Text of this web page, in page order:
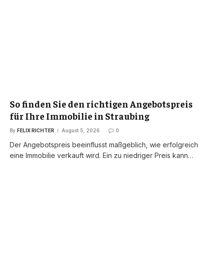
So finden Sie den richtigen Angebotspreis
für Ihre Immobilie in Straubing
By FELIX RICHTER August 5, 2026 0
Der Angebotspreis beeinflusst maßgeblich, wie erfolgreich
eine Immobilie verkauft wird. Ein zu niedriger Preis kann…